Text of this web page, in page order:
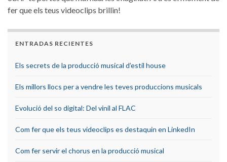
fer que els teus videoclips⁢ brillin!
ENTRADAS RECIENTES
Els secrets de la producció musical d’estil house
Els millors llocs per a vendre les teves produccions musicals
Evolució del so digital: Del vinil al FLAC
Com fer que els teus videoclips es destaquin en LinkedIn
Com fer servir el chorus en la producció musical